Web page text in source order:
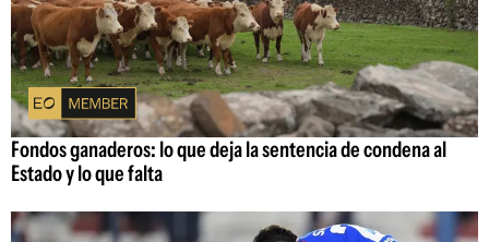
Fondos ganaderos: lo que deja la sentencia de condena al
Estado y lo que falta